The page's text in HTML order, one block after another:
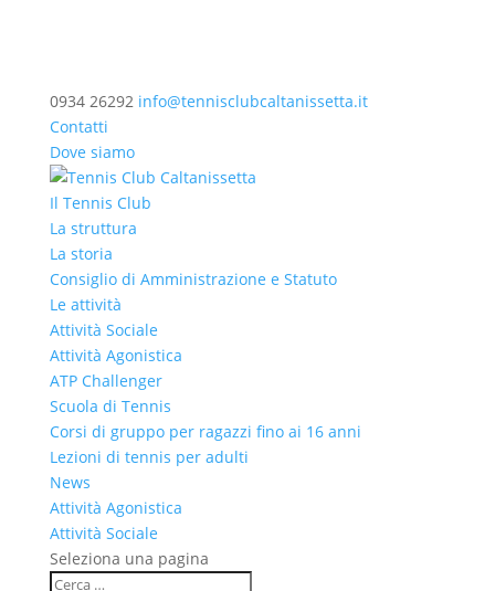
0934 26292 info@tennisclubcaltanissetta.it
Contatti
Dove siamo
Il Tennis Club
La struttura
La storia
Consiglio di Amministrazione e Statuto
Le attività
Attività Sociale
Attività Agonistica
ATP Challenger
Scuola di Tennis
Corsi di gruppo per ragazzi fino ai 16 anni
Lezioni di tennis per adulti
News
Attività Agonistica
Attività Sociale
Seleziona una pagina